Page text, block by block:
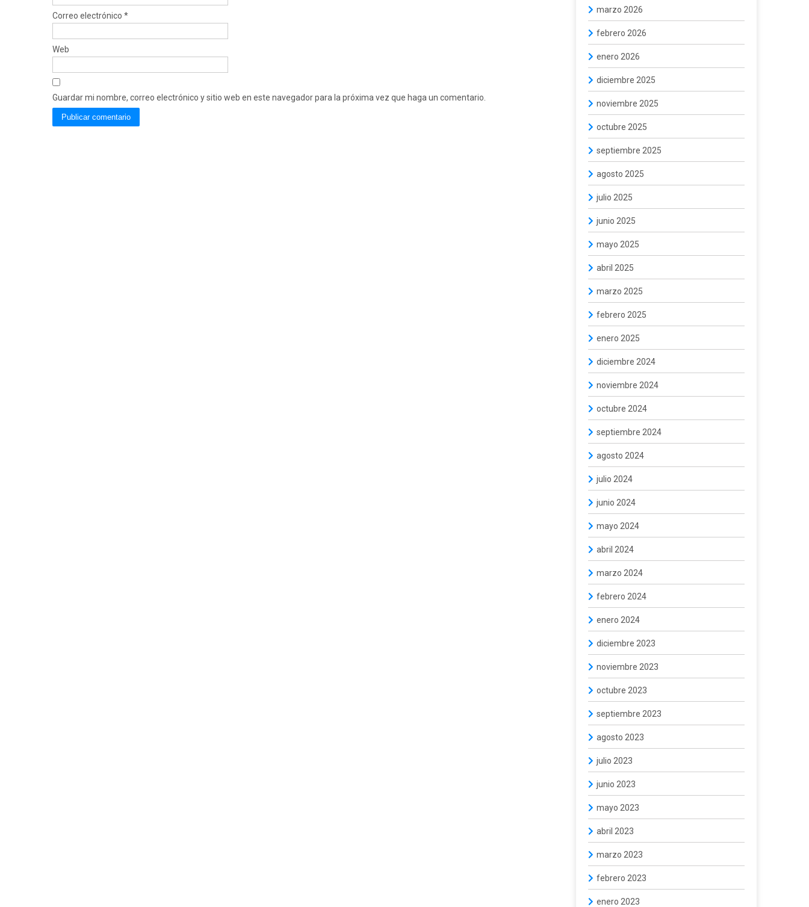
Correo electrónico *
Web
Guardar mi nombre, correo electrónico y sitio web en este navegador para la próxima vez que haga un comentario.
marzo 2026
febrero 2026
enero 2026
diciembre 2025
noviembre 2025
octubre 2025
septiembre 2025
agosto 2025
julio 2025
junio 2025
mayo 2025
abril 2025
marzo 2025
febrero 2025
enero 2025
diciembre 2024
noviembre 2024
octubre 2024
septiembre 2024
agosto 2024
julio 2024
junio 2024
mayo 2024
abril 2024
marzo 2024
febrero 2024
enero 2024
diciembre 2023
noviembre 2023
octubre 2023
septiembre 2023
agosto 2023
julio 2023
junio 2023
mayo 2023
abril 2023
marzo 2023
febrero 2023
enero 2023